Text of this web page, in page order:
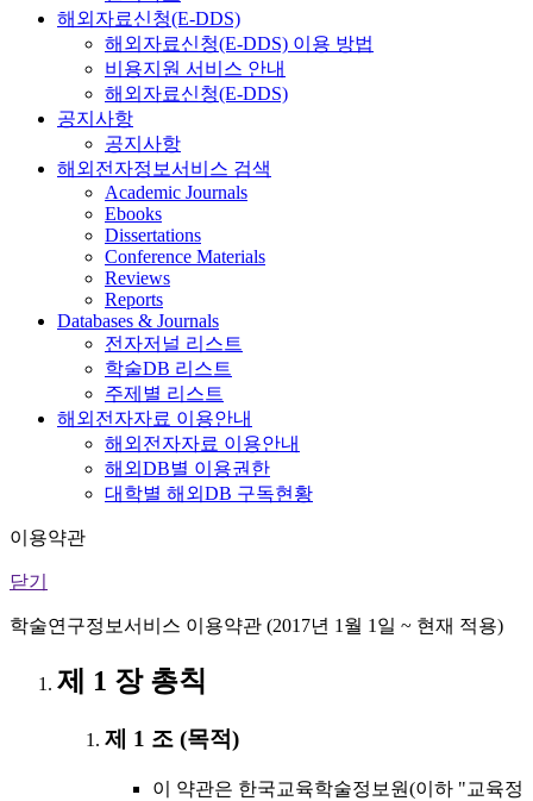
해외자료신청(E-DDS)
해외자료신청(E-DDS) 이용 방법
비용지원 서비스 안내
해외자료신청(E-DDS)
공지사항
공지사항
해외전자정보서비스 검색
Academic Journals
Ebooks
Dissertations
Conference Materials
Reviews
Reports
Databases & Journals
전자저널 리스트
학술DB 리스트
주제별 리스트
해외전자자료 이용안내
해외전자자료 이용안내
해외DB별 이용권한
대학별 해외DB 구독현황
이용약관
닫기
학술연구정보서비스 이용약관 (2017년 1월 1일 ~ 현재 적용)
제 1 장 총칙
제 1 조 (목적)
이 약관은 한국교육학술정보원(이하 "교육정